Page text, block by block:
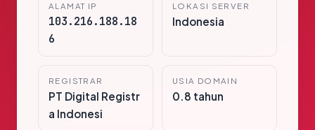
ALAMAT IP
103.216.188.18
6
LOKASI SERVER
Indonesia
REGISTRAR
PT Digital Registr
a Indonesi
USIA DOMAIN
0.8 tahun